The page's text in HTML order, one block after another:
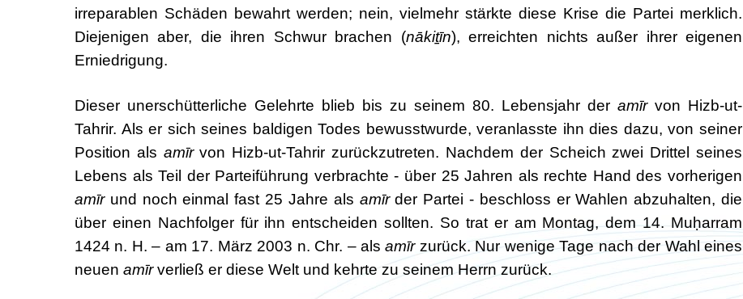
irreparablen Schäden bewahrt werden; nein, vielmehr stärkte diese Krise die Partei merklich.
Diejenigen aber, die ihren Schwur brachen (nākiṯīn), erreichten nichts außer ihrer eigenen
Erniedrigung.
Dieser unerschütterliche Gelehrte blieb bis zu seinem 80. Lebensjahr der amīrvon Hizb-ut-
Tahrir. Als er sich seines baldigen Todes bewusstwurde, veranlasste ihn dies dazu, von seiner
Position als amīrvon Hizb-ut-Tahrir zurückzutreten. Nachdem der Scheich zwei Drittel seines
Lebens als Teil der Parteiführung verbrachte - über 25 Jahren als rechte Hand des vorherigen
amīrund noch einmal fast 25 Jahre als amīrder Partei - beschloss er Wahlen abzuhalten, die
über einen Nachfolger für ihn entscheiden sollten. So trat er am Montag, dem 14. Muḥarram
1424 n. H. – am 17. März 2003 n. Chr. – alsamīrzurück. Nur wenige Tage nach der Wahl eines
neuen amīrverließ er diese Welt und kehrte zu seinem Herrn zurück.